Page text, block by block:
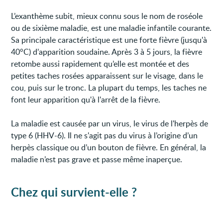
L’exanthème subit, mieux connu sous le nom de roséole
ou de sixième maladie, est une maladie infantile courante.
Sa principale caractéristique est une forte fièvre (jusqu'à
40°C) d’apparition soudaine. Après 3 à 5 jours, la fièvre
retombe aussi rapidement qu’elle est montée et des
petites taches rosées apparaissent sur le visage, dans le
cou, puis sur le tronc. La plupart du temps, les taches ne
font leur apparition qu'à l'arrêt de la fièvre.
La maladie est causée par un virus, le virus de l'herpès de
type 6 (HHV-6). Il ne s'agit pas du virus à l’origine d’un
herpès classique ou d’un bouton de fièvre. En général, la
maladie n’est pas grave et passe même inaperçue.
Chez qui survient-elle ?